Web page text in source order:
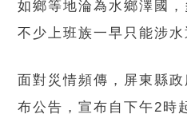
如鄉等地淪為水鄉澤國，
不少上班族一早只能涉水
面對災情頻傳，屏東縣
布公告，宣布自下午2時